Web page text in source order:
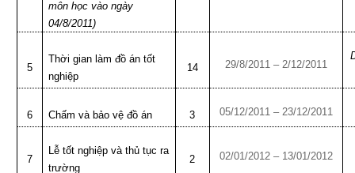
môn học vào ngày
04/8/2011)
5
Thời gian làm đồ án tốt
nghiệp
14 29/8/2011 – 2/12/2011
6 Chấm và bảo vệ đồ án 3 05/12/2011 – 23/12/2011
7
Lễ tốt nghiệp và thủ tục ra
trường
2 02/01/2012 – 13/01/2012